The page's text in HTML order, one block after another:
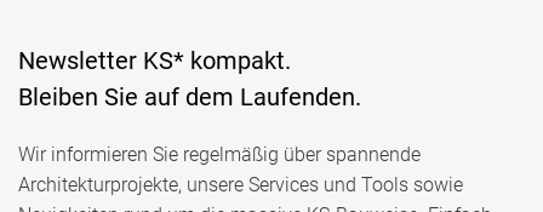
Newsletter KS* kompakt.
Bleiben Sie auf dem Laufenden.
Wir informieren Sie regelmäßig über spannende
Architekturprojekte, unsere Services und Tools sowie